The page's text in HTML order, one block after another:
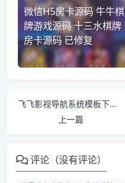
微信H5房卡源码 牛牛棋
牌游戏源码 十三水棋牌
房卡源码 已修复
飞飞影视导航系统模板下载（DC01）、自适应模板、有演示
上一篇
评论（没有评论）